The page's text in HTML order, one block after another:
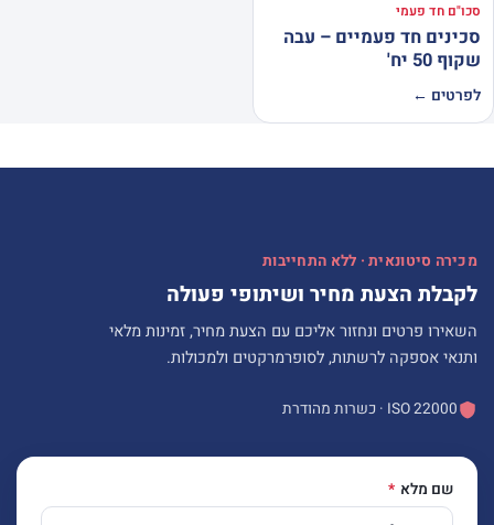
סכו"ם חד פעמי
סכינים חד פעמיים – עבה
שקוף 50 יח'
לפרטים ←
מכירה סיטונאית · ללא התחייבות
לקבלת הצעת מחיר ושיתופי פעולה
השאירו פרטים ונחזור אליכם עם הצעת מחיר, זמינות מלאי
ותנאי אספקה לרשתות, לסופרמרקטים ולמכולות.
ISO 22000 · כשרות מהודרת
שם מלא